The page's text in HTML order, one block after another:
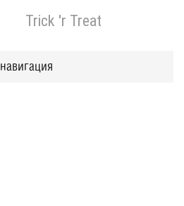
Trick 'r Treat
навигация